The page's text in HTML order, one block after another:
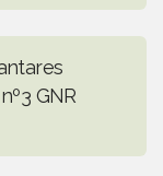
GNR